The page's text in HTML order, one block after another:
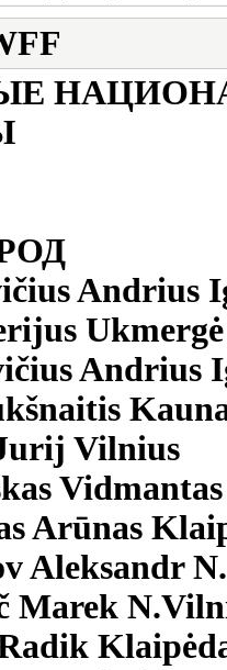
Andrius
Ukmergė
Andrius
Vilnius
Arūnas
Aleksandr
Marek